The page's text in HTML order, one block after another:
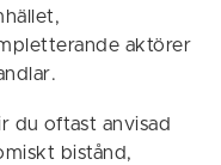
aktörer
du oftast anvisad
bistånd,